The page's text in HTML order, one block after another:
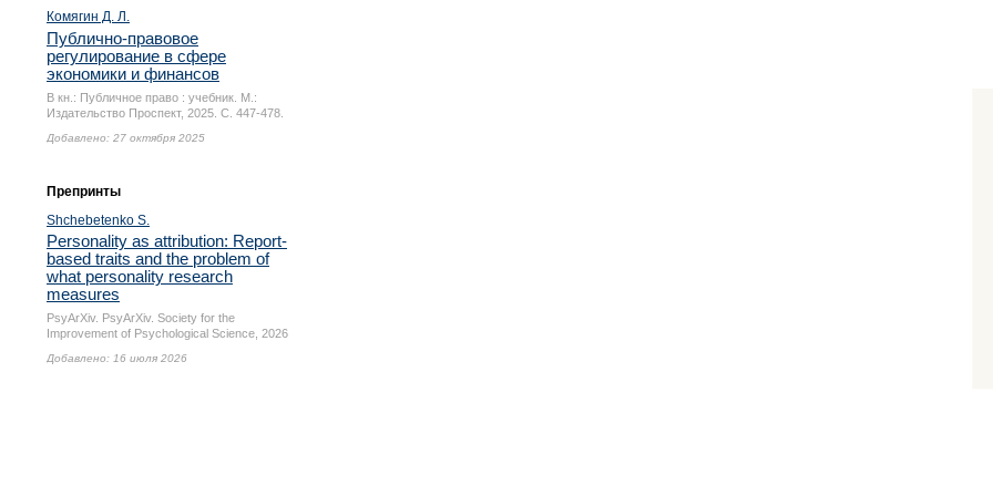
Комягин Д. Л.
Публично-правовое
регулирование в сфере
экономики и финансов
В кн.: Публичное право : учебник. М.:
Издательство Проспект, 2025. С. 447-478.
Добавлено: 27 октября 2025
Препринты
Shchebetenko S.
Personality as attribution: Report-
based traits and the problem of
what personality research
measures
PsyArXiv. PsyArXiv. Society for the
Improvement of Psychological Science, 2026
Добавлено: 16 июля 2026